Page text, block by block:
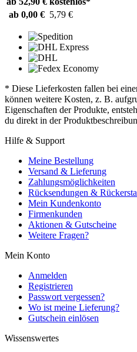
ab 0,00 € 5,79 €
* Diese Lieferkosten fallen bei
können weitere Kosten, z. B.
Eigenschaften der Produkte,
du direkt in der
Hilfe & Support
Meine Bestellung
Versand & Lieferung
Zahlungsmöglichkeiten
Rücksendungen &
Mein Kundenkonto
Firmenkunden
Aktionen & Gutscheine
Weitere Fragen?
Mein Konto
Anmelden
Registrieren
Passwort vergessen?
Wo ist meine Lieferung?
Gutschein einlösen
Wissenswertes